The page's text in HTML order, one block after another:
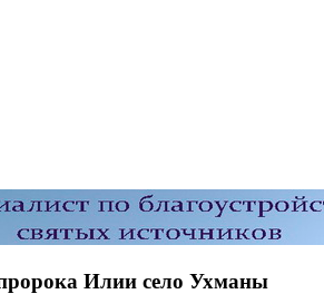
Илии село Ухманы